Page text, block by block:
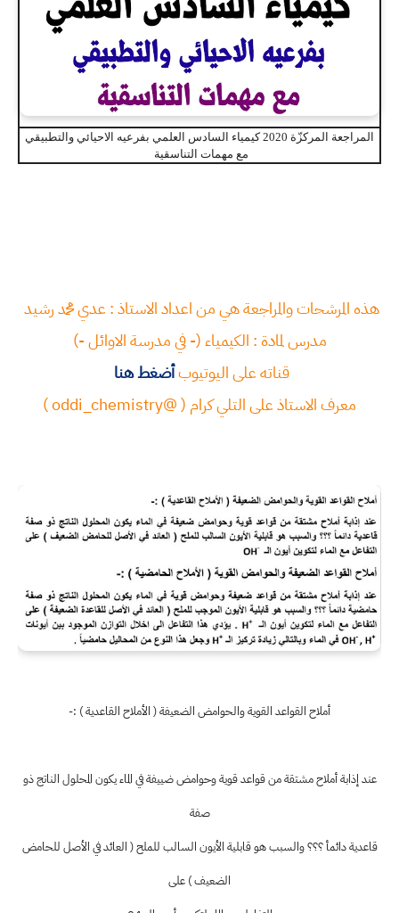
المراجعة المركزّة 2020 كيمياء السادس العلمي بفرعيه الاحيائي والتطبيقي
مع مهمات التناسقية
هذه المرشحات والمراجعة هي من اعداد الاستاذ : عدي محمد رشيد
مدرس لمادة : الكيمياء (- في مدرسة الاوائل -)
قناته على اليوتيوبأضغط هنا
معرف الاستاذ على التلي كرام ( @oddi_chemistry )
أملاح القواعد القوية والحوامض الضعيفة ( الأملاح القاعدية ) :-
عند إذابة أملاح مشتقة من قواعد قوية وحوامض ضييفة في الماء يكون المحلول الناتج ذو
صفة
قاعدية دائمأ ؟؟؟ والسبب هو قابلية الأيون السالب للملح ( العائد في الأصل للحامض
الضعيف ) على